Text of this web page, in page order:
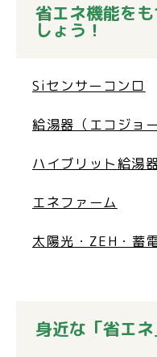
省エネ機能を
しょう！
Siセンサーコンロ
給湯器（エコジョー
ハイブリット給湯
エネファーム
太陽光・ZEH・蓄
身近な「省エ